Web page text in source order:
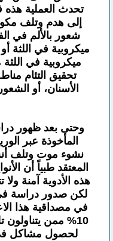
تحدث العملية
إلى هدم وتلف
شعور بالألم في
ميكروبية في اللثة
ميكروبية في
تحقيق التئام
الأسنان، أو
وحتى بعد ظهور
المأخوذة عبر
نشوء موت وتلف
المعتقد طبياً أن
هذه الأدوية آمنة
في مصداقية هذا
10% ممن
لحصول مشاكل في